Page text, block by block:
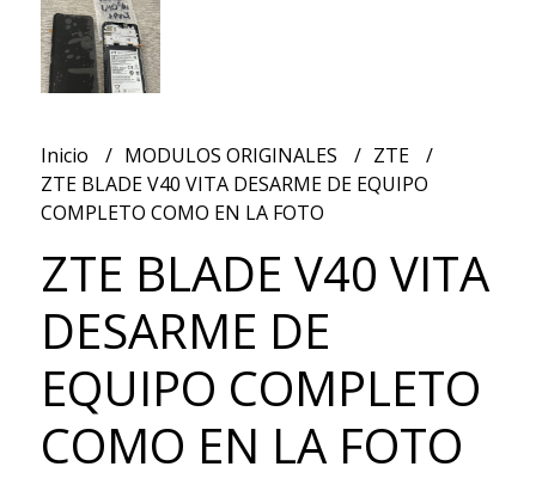
Inicio MODULOS ORIGINALES
ZTE
ZTE BLADE V40 VITA DESARME DE EQUIPO
COMPLETO COMO EN LA FOTO
ZTE BLADE V40 VITA
DESARME DE
EQUIPO COMPLETO
COMO EN LA FOTO